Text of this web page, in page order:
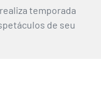
temporada
de seu